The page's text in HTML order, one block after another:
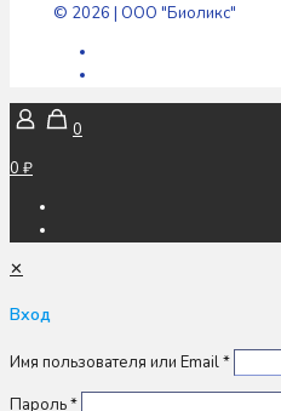
© 2026 | ООО "Биоликс"
0
0 ₽
✕
Вход
Имя пользователя или Email*
Пароль*